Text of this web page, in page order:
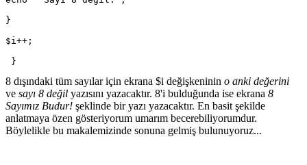
}
$i++;
}
8 dışındaki tüm sayılar için ekrana $i değişkeninin o anki değerini
ve sayı 8 değil yazısını yazacaktır. 8'i bulduğunda ise ekrana 8
Sayımız Budur! şeklinde bir yazı yazacaktır. En basit şekilde
anlatmaya özen gösteriyorum umarım becerebiliyorumdur.
Böylelikle bu makalemizinde sonuna gelmiş bulunuyoruz...